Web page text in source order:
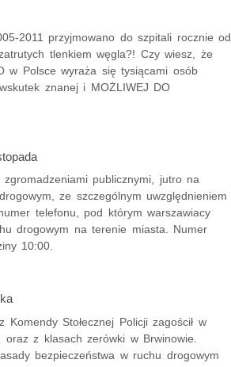
2011 przyjmowano do szpitali rocznie od
tlenkiem węgla?! Czy wiesz, że
w Polsce wyraża się tysiącami osób
znanej i MOŻLIWEJ DO
publicznymi, jutro na
ze szczególnym uwzględnieniem
telefonu, pod którym warszawiacy
drogowym na terenie miasta. Numer
10:00.
Stołecznej Policji zagościł w
oraz z klasach zerówki w Brwinowie.
bezpieczeństwa w ruchu drogowym